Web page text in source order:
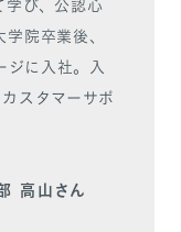
学び、公認心
院卒業後、
ジに入社。入
スタマーサポ
高山さん